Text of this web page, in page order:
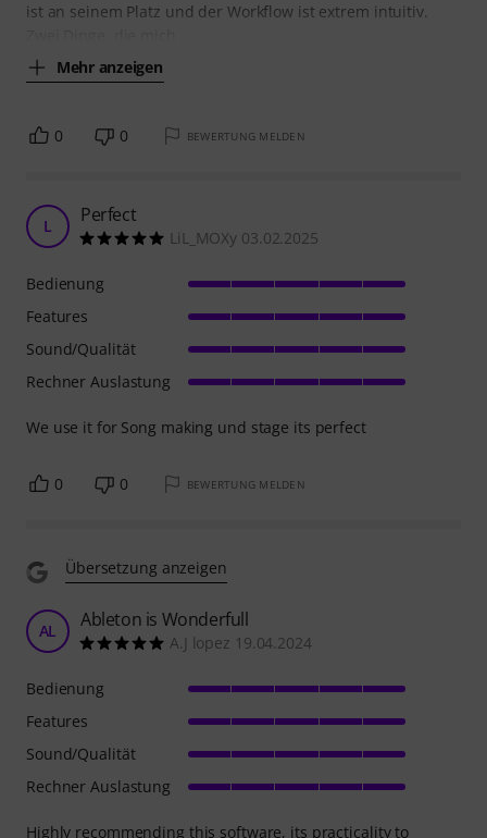
ist an seinem Platz und der Workflow ist extrem intuitiv.
Mehr anzeigen
0 0 BEWERTUNG MELDEN
L Perfect
LiL_MOXy 03.02.2025
We use it for Song making und stage its perfect
Bedienung
Features
Sound/Qualität
Rechner Auslastung
0 0 BEWERTUNG MELDEN
Übersetzung anzeigen
AL Ableton is Wonderfull
A.J lopez 19.04.2024
Highly recommending this software, its practicality to
Bedienung
Features
Sound/Qualität
Rechner Auslastung